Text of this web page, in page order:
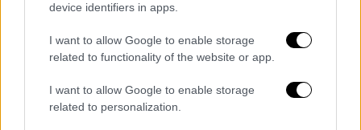
device identifiers in apps.
I want to allow Google to enable storage
related to functionality of the website or app.
I want to allow Google to enable storage
related to personalization.
«Η ελάχιστη συνεισφορά του ΣΥΡΙΖΑ και των
στελεχών του στην κοινή προσπάθεια θα
ήταν να σταματήσουν να συμβάλλουν στην
μετάδοση του ιού καλώντας σε πορείες και
να μην επιδίδονται σε ακτιβισμό που